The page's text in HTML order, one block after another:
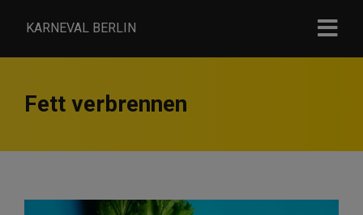
KARNEVAL BERLIN
Fett verbrennen